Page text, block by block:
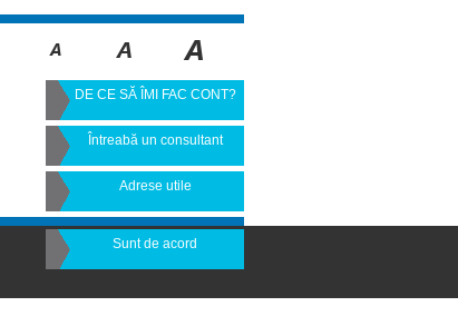
DE CE SĂ ÎMI FAC CONT?
Întreabă un consultant
Adrese utile
Sunt de acord